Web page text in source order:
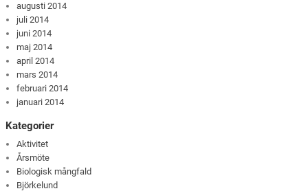
augusti 2014
juli 2014
juni 2014
maj 2014
april 2014
mars 2014
februari 2014
januari 2014
Kategorier
Aktivitet
Årsmöte
Biologisk mångfald
Björkelund